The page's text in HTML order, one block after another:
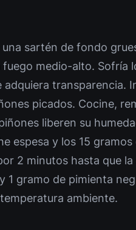
una sartén de fondo
medio-alto. Sofría
transparencia.
picados. Cocine,
liberen su
espesa y los 15
2 minutos hasta que
1 gramo de pimienta
ambiente.